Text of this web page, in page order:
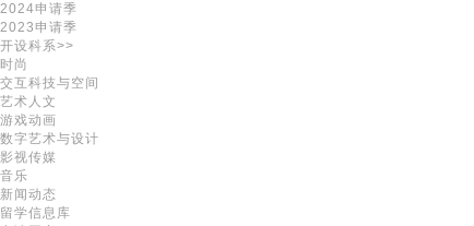
2024申请季
2023申请季
开设科系>>
时尚
交互科技与空间
艺术人文
游戏动画
数字艺术与设计
影视传媒
音乐
新闻动态
留学信息库